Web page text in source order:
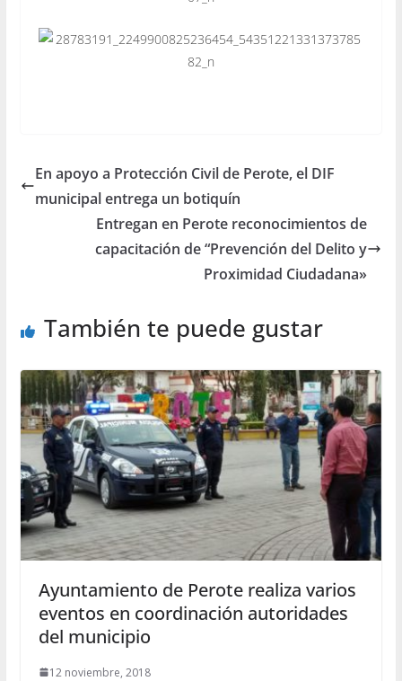
En apoyo a Protección Civil de Perote, el DIF
municipal entrega un botiquín
Entregan en Perote reconocimientos de
capacitación de “Prevención del Delito y
Proximidad Ciudadana»
También te puede gustar
Ayuntamiento de Perote realiza varios
eventos en coordinación autoridades
del municipio
12 noviembre, 2018